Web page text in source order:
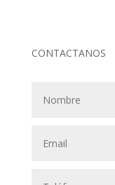
CONTACTANOS